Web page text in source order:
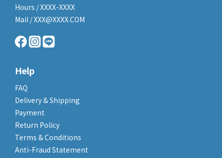
Hours / XXXX-XXXX
Mail / XXX@XXXX.COM
Help
FAQ
Delivery & Shipping
Payment
Return Policy
Terms & Conditions
Anti-Fraud Statement